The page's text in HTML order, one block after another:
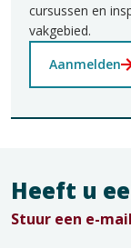
cursussen en
vakgebied.
Aanmelden
Heeft u
Stuur een e-